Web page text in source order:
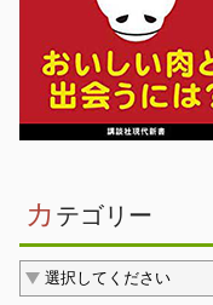
カ テゴリー